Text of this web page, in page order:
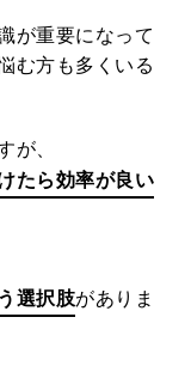
ト・デメリットと
ための活用方法
の評判！不動産売
コミ評判のまとめ
が重要になって
む方も多くいる
が、
たら効率が良い
選択肢がありま